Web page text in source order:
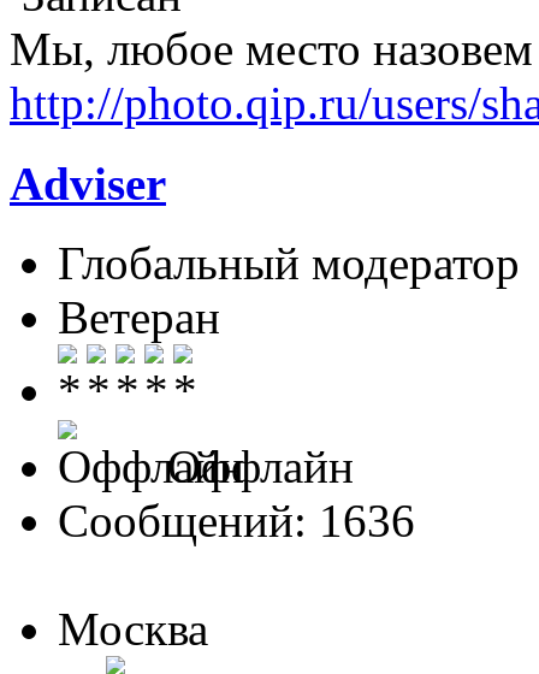
Мы, любое место назовем
http://photo.qip.ru/users/
Adviser
Глобальный модератор
Ветеран
Оффлайн
Сообщений: 1636
Москва